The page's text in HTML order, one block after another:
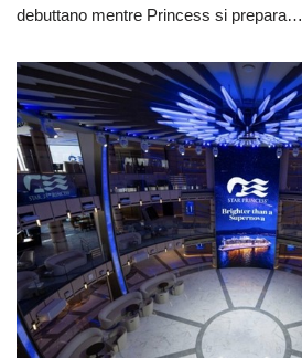
debuttano mentre Princess si prepara…